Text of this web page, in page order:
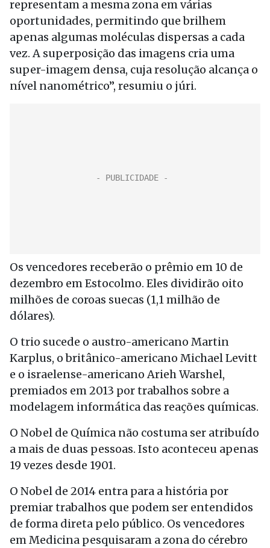
representam a mesma zona em várias
oportunidades, permitindo que brilhem
apenas algumas moléculas dispersas a cada
vez. A superposição das imagens cria uma
super-imagem densa, cuja resolução alcança o
nível nanométrico”, resumiu o júri.
Os vencedores receberão o prêmio em 10 de
dezembro em Estocolmo. Eles dividirão oito
milhões de coroas suecas (1,1 milhão de
dólares).
O trio sucede o austro-americano Martin
Karplus, o britânico-americano Michael Levitt
e o israelense-americano Arieh Warshel,
premiados em 2013 por trabalhos sobre a
modelagem informática das reações químicas.
O Nobel de Química não costuma ser atribuído
a mais de duas pessoas. Isto aconteceu apenas
19 vezes desde 1901.
O Nobel de 2014 entra para a história por
premiar trabalhos que podem ser entendidos
de forma direta pelo público. Os vencedores
em Medicina pesquisaram a zona do cérebro